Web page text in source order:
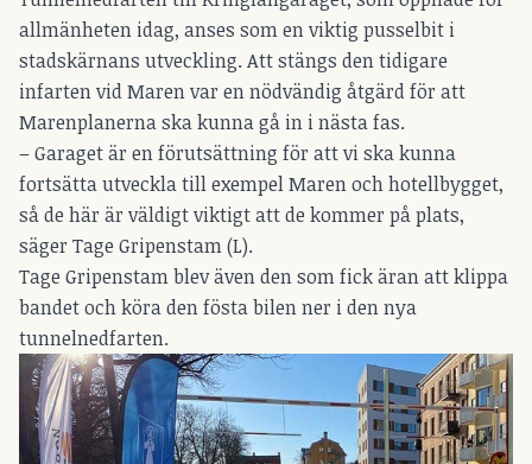
allmänheten idag, anses som en viktig pusselbit i
stadskärnans utveckling. Att stängs den tidigare
infarten vid Maren var en nödvändig åtgärd för att
Marenplanerna ska kunna gå in i nästa fas.
– Garaget är en förutsättning för att vi ska kunna
fortsätta utveckla till exempel Maren och hotellbygget,
så de här är väldigt viktigt att de kommer på plats,
säger Tage Gripenstam (L).
Tage Gripenstam blev även den som fick äran att klippa
bandet och köra den fösta bilen ner i den nya
tunnelnedfarten.